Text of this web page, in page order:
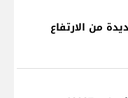
من الارتفاع